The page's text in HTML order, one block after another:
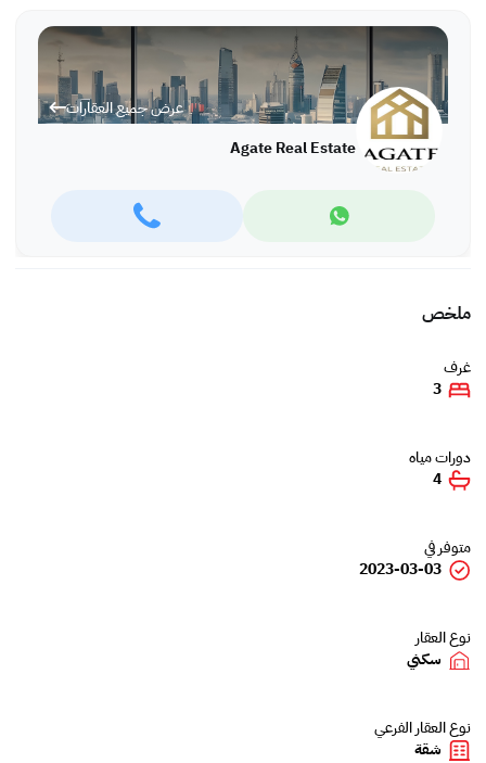
عرض جميع العقارات
Agate Real Estate
ملخص
غرف
3
دورات مياه
4
متوفر في
2023-03-03
نوع العقار
سكني
نوع العقار الفرعي
شقة